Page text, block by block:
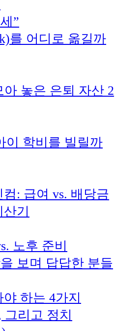
”
를 어디로 옮길까
놓은 은퇴 자산 2
이 학비를 빌릴까
: 급여 vs. 배당금
기
노후 준비
보며 답답한 분들
하는 4가지
리고 정치